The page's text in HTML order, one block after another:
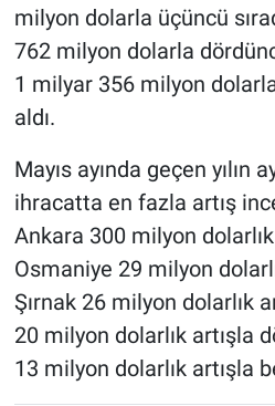
milyon dolarla üçüncü
762 milyon dolarla
1 milyar 356 milyon
aldı.
Mayıs ayında geçen yılın
ihracatta en fazla artış
Ankara 300 milyon
Osmaniye 29 milyon
Şırnak 26 milyon dolarlık
20 milyon dolarlık artışla
13 milyon dolarlık artışla